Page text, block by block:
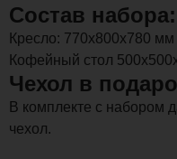
Состав набора:
Кресло: 770x800x780 мм
Кофейный стол
Чехол в
В комплекте с набором
чехол.